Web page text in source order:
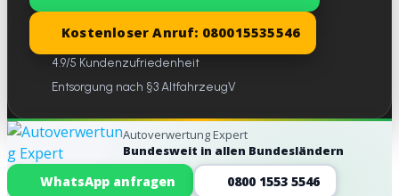
Kostenloser Anruf: 080015535546
4.9/5 Kundenzufriedenheit
Entsorgung nach §3 AltfahrzeugV
Website-Footer
Autoverwertung Expert
Bundesweit in allen Bundesländern
WhatsApp anfragen 0800 1553 5546